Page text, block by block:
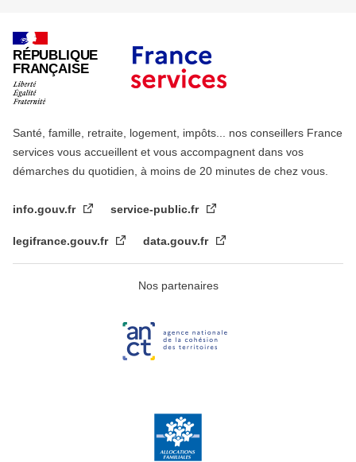
RÉPUBLIQUE
FRANÇAISE
Santé, famille, retraite, logement, impôts... nos conseillers France
services vous accueillent et vous accompagnent dans vos
démarches du quotidien, à moins de 20 minutes de chez vous.
info.gouv.fr service-public.fr
legifrance.gouv.fr data.gouv.fr
Nos partenaires